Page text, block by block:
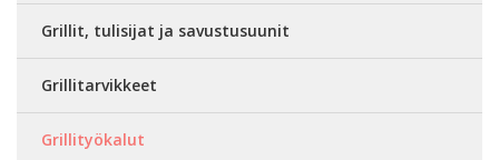
Grillit, tulisijat ja savustusuunit
Grillitarvikkeet
Grillityökalut